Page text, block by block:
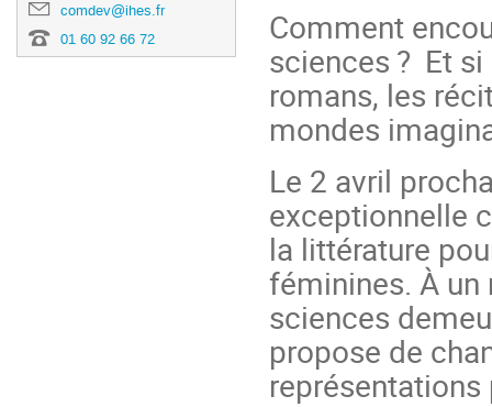
comdev@ihes.fr
01 60 92 66 72
Comment
sciences ? Et
romans, les
mondes
Le 2 avril
exceptionnelle
la littérature
féminines. À
sciences
propose de